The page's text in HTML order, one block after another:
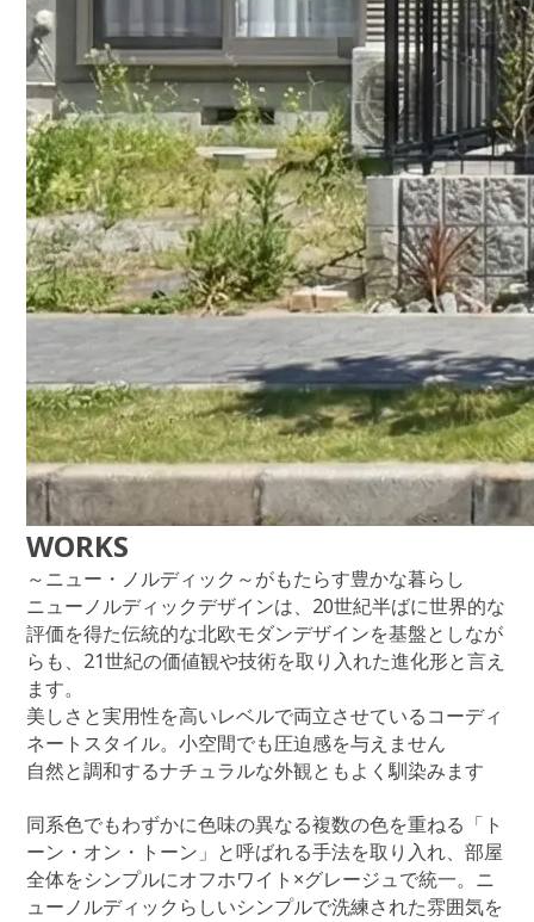
WORKS
～ニュー・ノルディック～がもたらす豊かな暮らし
ニューノルディックデザインは、20世紀半ばに世界的な
評価を得た伝統的な北欧モダンデザインを基盤としなが
らも、21世紀の価値観や技術を取り入れた進化形と言え
ます。
美しさと実用性を高いレベルで両立させているコーディ
ネートスタイル。小空間でも圧迫感を与えません
自然と調和するナチュラルな外観ともよく馴染みます
同系色でもわずかに色味の異なる複数の色を重ねる「ト
ーン・オン・トーン」と呼ばれる手法を取り入れ、部屋
全体をシンプルにオフホワイト×グレージュで統一。ニ
ューノルディックらしいシンプルで洗練された雰囲気を